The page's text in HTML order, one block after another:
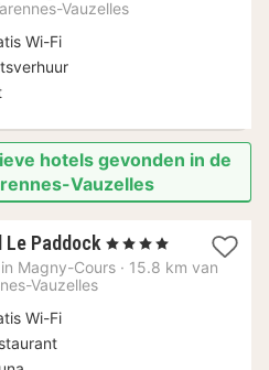
vanaf
Vauzelles
Wi-Fi
hotels gevonden in de
Vauzelles
Le Paddock 1
nacht
, 4 Sterren
Magny-Cours · 15.8 km van
Vauzelles
Wi-Fi